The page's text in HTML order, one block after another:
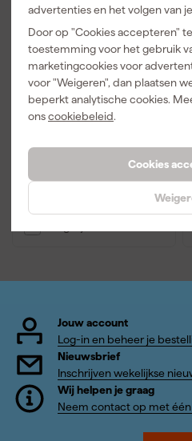
advertenties en het volgen van
Door op "Cookies accepteren"
toestemming voor het gebruik
marketingcookies voor
voor "Weigeren", dan plaatsen
beperkt analytische cookies.
onscookiebeleid.
Cookies
Festool LA-CS 50/CMS
Lengteaanslag
Morgen bezorgd
Adviesprijs
281,40
Jouw account
Log-in en beheer je
Nieuwsbrief
Inschrijven wekelijkse
Wij helpen je graag
Neem contact op met